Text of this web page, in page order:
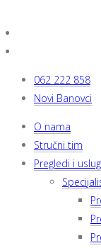
062 222 858
Novi Banovci
O nama
Stručni tim
Pregledi i